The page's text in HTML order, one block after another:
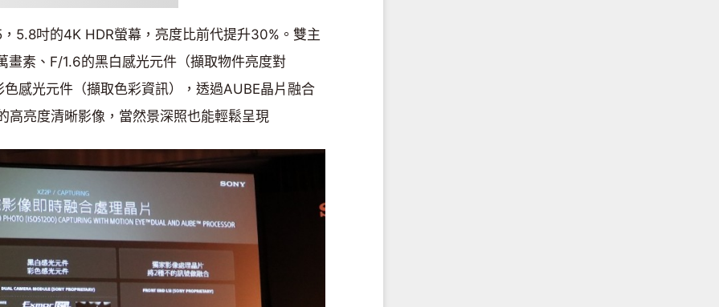
5.8吋的4K HDR螢幕，亮度比前代提升30%。雙主
素、F/1.6的黑白感光元件（擷取物件亮度對
感光元件（擷取色彩資訊），透過AUBE晶片融合
高亮度清晰影像，當然景深照也能輕鬆呈現